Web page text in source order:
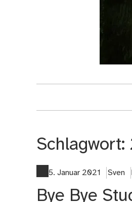
Schlagwort:
5. Januar 2021 Sven
Bye Bye